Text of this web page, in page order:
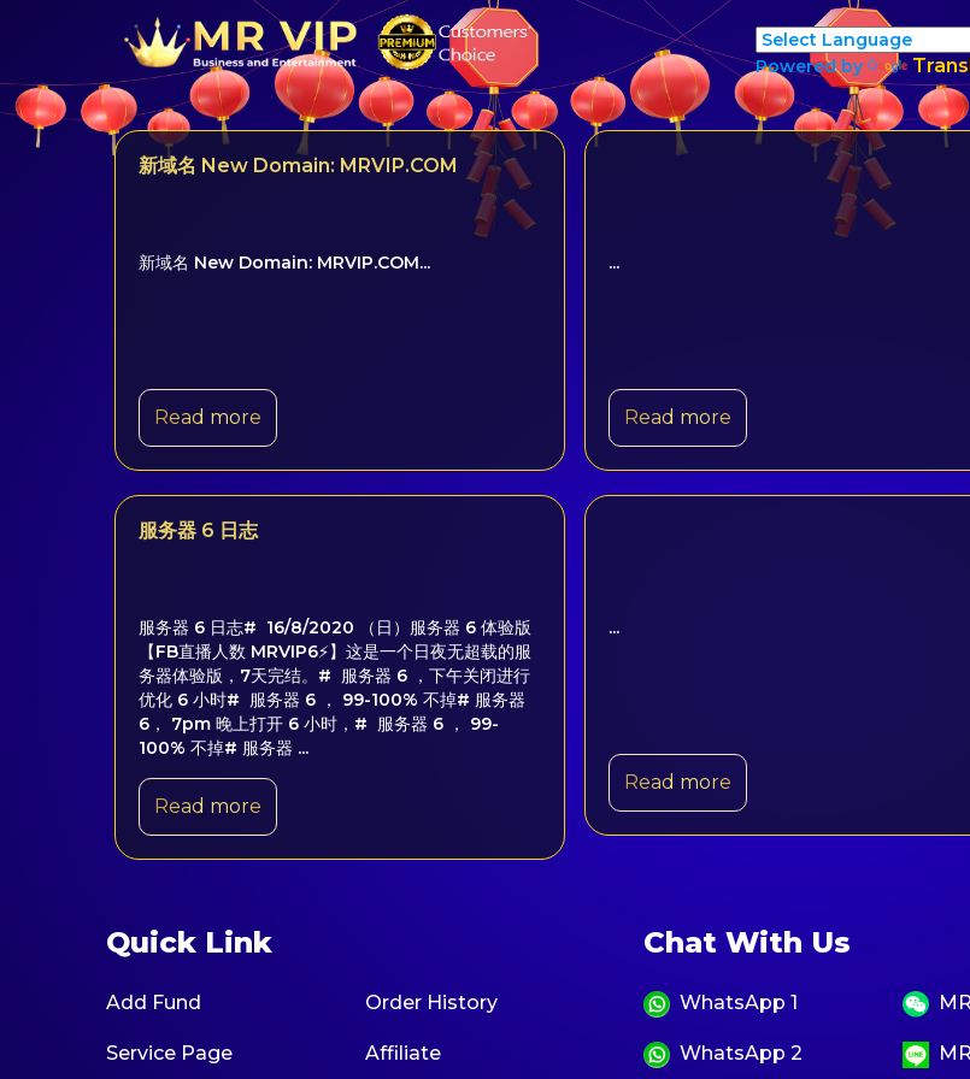
Powered by
新域名 New Domain: MRVIP.COM
新域名 New Domain: MRVIP.COM...
Read more
...
Read more
服务器 6 日志
服务器 6 日志# 16/8/2020 （日）服务器 6 体验版
【FB直播人数 MRVIP6⚡】这是一个日夜无超载的服
务器体验版，7天完结。# 服务器 6 ，下午关闭进行
优化 6 小时# 服务器 6 ， 99-100% 不掉# 服务器
6， 7pm 晚上打开 6 小时，# 服务器 6 ， 99-
100% 不掉# 服务器 ...
Read more
...
Read more
Quick Link
Add Fund Order History
Service Page Affiliate
Chat With Us
WhatsApp 1
WhatsApp 2